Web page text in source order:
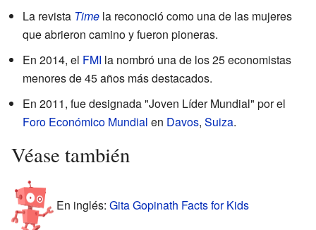
La revista Time la reconoció como una de las mujeres
que abrieron camino y fueron pioneras.
En 2014, el FMI la nombró una de los 25 economistas
menores de 45 años más destacados.
En 2011, fue designada "Joven Líder Mundial" por el
Foro Económico Mundial en Davos, Suiza.
Véase también
En inglés: Gita Gopinath Facts for Kids